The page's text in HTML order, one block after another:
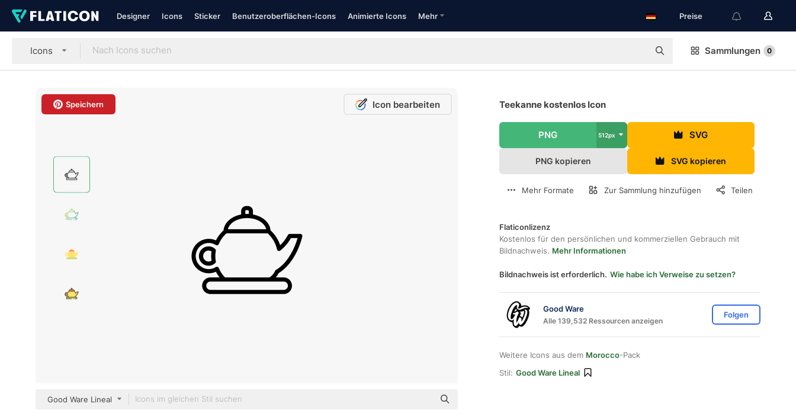
Designer Icons Sticker Benutzeroberflächen-Icons Animierte Icons Mehr Preise
Icons Sammlungen 0
Speichern Icon bearbeiten
Good Ware Lineal
Teekanne kostenlos Icon
PNG 512px SVG
PNG kopieren SVG kopieren
Mehr Formate Zur Sammlung hinzufügen Teilen
Flaticonlizenz
Kostenlos für den persönlichen und kommerziellen Gebrauch mit
Bildnachweis. Mehr Informationen
Bildnachweis ist erforderlich. Wie habe ich Verweise zu setzen?
Good Ware
Alle 139,532 Ressourcen anzeigen
Folgen
Weitere Icons aus dem Morocco-Pack
Stil: Good Ware Lineal